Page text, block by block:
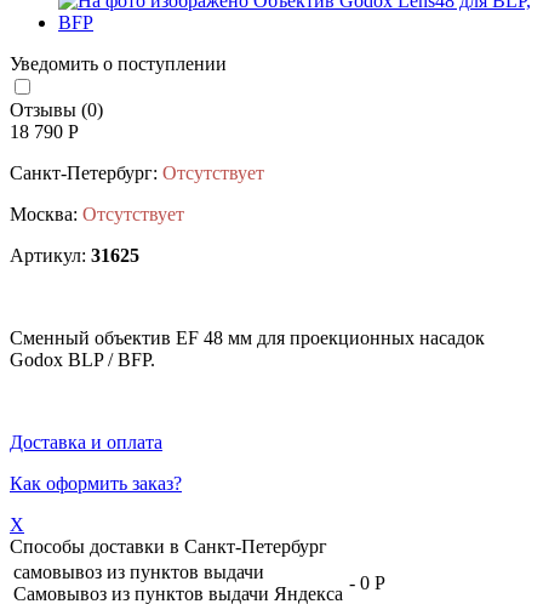
Уведомить о поступлении
Отзывы (0)
18 790 Р
Санкт-Петербург: Отсутствует
Москва: Отсутствует
Артикул: 31625
Сменный объектив EF 48 мм для проекционных насадок
Godox BLP / BFP.
Доставка и оплата
Как оформить заказ?
X
Способы доставки в Санкт-Петербург
самовывоз из пунктов выдачи
Самовывоз из пунктов выдачи Яндекса
- 0 Р